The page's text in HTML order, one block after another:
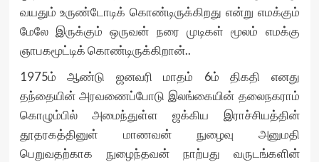
வயதும் உருண்டோடிக் கொண்டிருக்கிறது என்று எமக்கும்
மேலே இருக்கும் ஒருவன் நரை முடிகள் மூலம் எமக்கு
ஞாபகமூட்டிக் கொண்டிருக்கிறான்..
1975ம் ஆண்டு ஜனவரி மாதம் 6ம் திகதி எனது
தந்தையின் அரவணைப்போடு இலங்கையின் தலைநகராம்
கொழும்பில் அமைந்துள்ள ஜக்கிய இராச்சியத்தின்
தூதரகத்தினுள் மாணவன் நுழைவு அனுமதி
பெறுவதற்காக நுழைந்தவன் நாற்பது வருடங்களின்